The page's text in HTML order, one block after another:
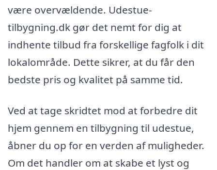
være overvældende. Udestue-
tilbygning.dk gør det nemt for dig at
indhente tilbud fra forskellige fagfolk i dit
lokalområde. Dette sikrer, at du får den
bedste pris og kvalitet på samme tid.
Ved at tage skridtet mod at forbedre dit
hjem gennem en tilbygning til udestue,
åbner du op for en verden af muligheder.
Om det handler om at skabe et lyst og